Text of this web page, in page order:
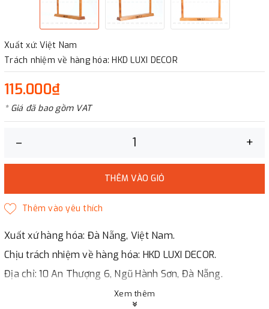
Xuất xứ: Việt Nam
Trách nhiệm về hàng hóa: HKD LUXI DECOR
115.000₫
* Giá đã bao gồm VAT
– +
THÊM VÀO GIỎ
Xuất xứ hàng hóa: Đà Nẵng, Việt Nam.
Chịu trách nhiệm về hàng hóa: HKD LUXI DECOR.
Địa chỉ: 10 An Thượng 6, Ngũ Hành Sơn, Đà Nẵng.
Xem thêm